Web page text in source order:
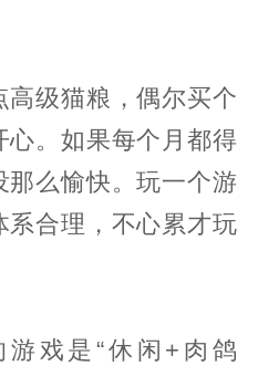
高级猫粮，偶尔买个
心。如果每个月都得
么愉快。玩一个游
系合理，不心累才玩
戏是“休闲+肉鸽